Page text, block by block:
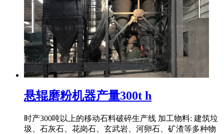
悬辊磨粉机器产量300t h
时产300吨以上的移动石料破碎生产线 加工物料: 建筑垃
圾、石灰石、花岗石、玄武岩、河卵石、矿渣等多种物